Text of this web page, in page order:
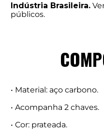
Indústria Brasileira.
públicos.
• Material: aço carbono.
• Acompanha 2 chaves.
• Cor: prateada.